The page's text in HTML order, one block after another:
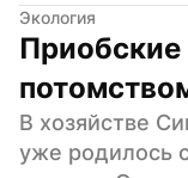
Экология
В хозяйстве
уже родилось